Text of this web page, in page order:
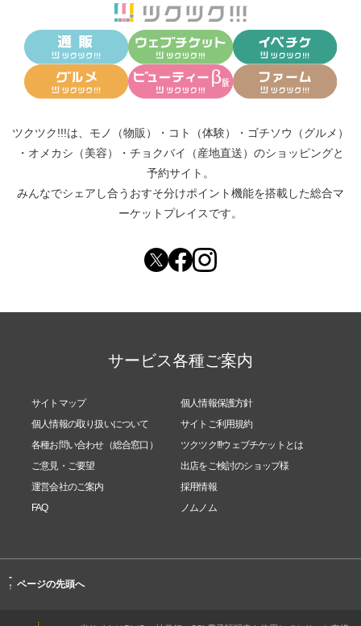
ツクツク!!!は、 モノ（物販） ・ コト（体験） ・ ゴチソウ（グルメ）
・ オメカシ（美容） ・ チョクバイ（産地直送） のショッピングと
予約サイト。
みんなでシェアし合う おすそ分けポイント機能を搭載した総合マ
ーケットプレイスです。
サービス各種ご案内
サイトマップ
個人情報保護方針
個人情報の取り扱いについて
サイトご利用規約
各種お問い合わせ（総合窓口）
ツクツク!!!ウェブチケットとは
ご意見・ご要望
出店をご検討のショップ様
運営会社のご案内
採用情報
FAQ
ノムノム
-
↑ ページの先頭へ